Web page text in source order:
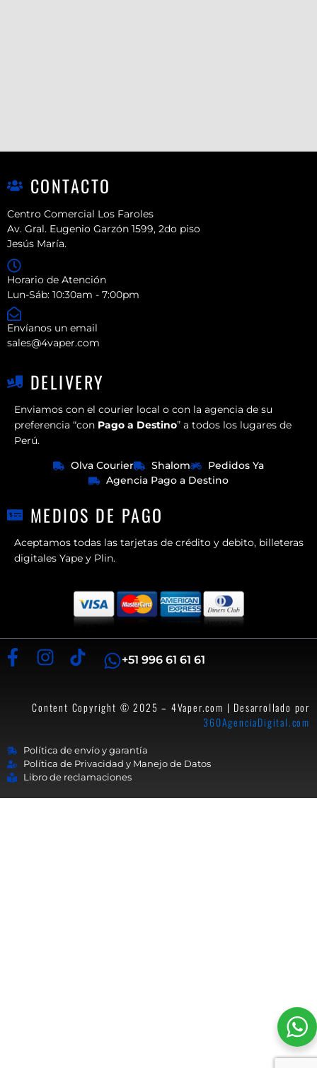
CONTACTO
Centro Comercial Los Faroles
Av. Gral. Eugenio Garzón 1599, 2do piso
Jesús María.
Horario de Atención
Lun-Sáb: 10:30am - 7:00pm
Envíanos un email
sales@4vaper.com
DELIVERY
Enviamos con el courier local o con la agencia de su
preferencia “con Pago a Destino” a todos los lugares de
Perú.
Olva Courier
Shalom
Pedidos Ya
Agencia Pago a Destino
MEDIOS DE PAGO
Aceptamos todas las tarjetas de crédito y debito, billeteras
digitales Yape y Plin.
+51 996 61 61 61
Content Copyright © 2025 – 4Vaper.com | Desarrollado por
360AgenciaDigital.com
Política de envío y garantía
Política de Privacidad y Manejo de Datos
Libro de reclamaciones